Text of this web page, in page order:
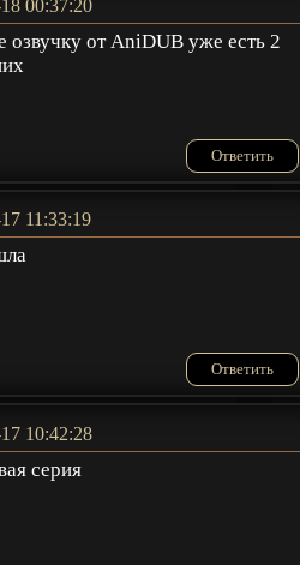
00:37:20
озвучку от AniDUB уже есть 2
Ответить
11:33:19
Ответить
10:42:28
серия